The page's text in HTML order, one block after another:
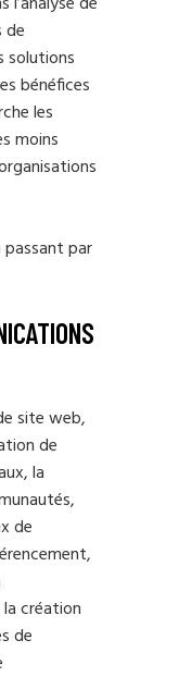
de
solutions
bénéfices
les
moins
par
site web,
de
la
de
création
de